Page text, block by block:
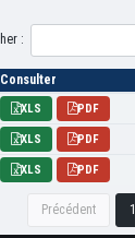
:
Consulter
XLS PDF
XLS PDF
XLS PDF
Précédent 1